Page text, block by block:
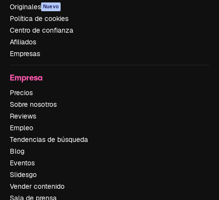
Originales Nuevo
Política de cookies
Centro de confianza
Afiliados
Empresas
Empresa
Precios
Sobre nosotros
Reviews
Empleo
Tendencias de búsqueda
Blog
Eventos
Slidesgo
Vender contenido
Sala de prensa